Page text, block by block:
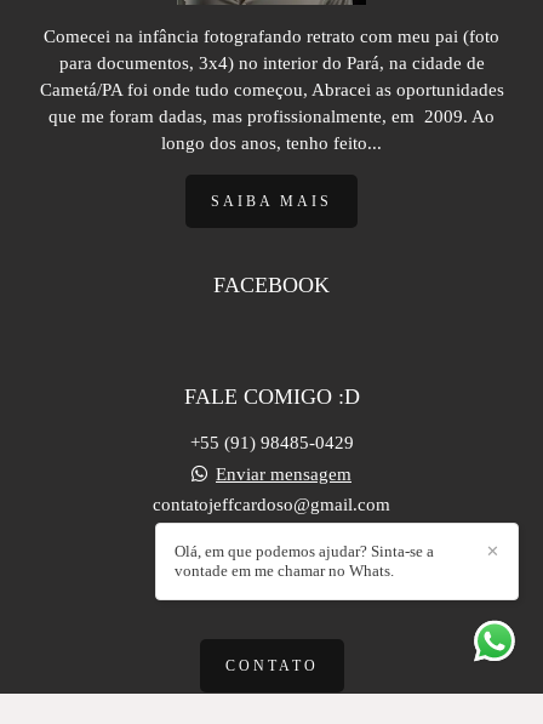
Comecei na infância fotografando retrato com meu pai (foto
para documentos, 3x4) no interior do Pará, na cidade de
Cametá/PA foi onde tudo começou, Abracei as oportunidades
que me foram dadas, mas profissionalmente, em 2009. Ao
longo dos anos, tenho feito...
SAIBA MAIS
FACEBOOK
FALE COMIGO :D
+55 (91) 98485-0429
Enviar mensagem
contatojeffcardoso@gmail.com
CONTATO
✕
Olá, em que podemos ajudar? Sinta-se a
vontade em me chamar no Whats.